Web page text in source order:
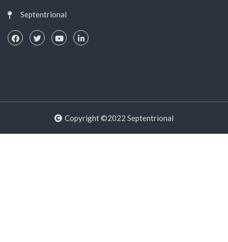
Septentrional
Copyright ©2022 Septentrional